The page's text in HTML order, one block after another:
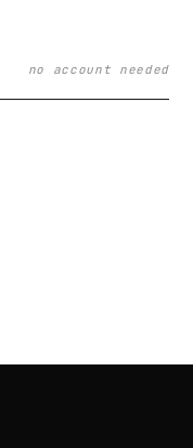
no account needed